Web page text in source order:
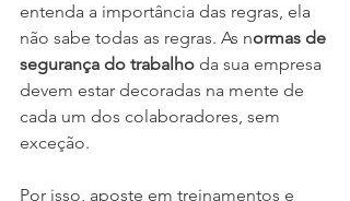
entenda a importância das regras, ela
não sabe todas as regras. As normas de
segurança do trabalho da sua empresa
devem estar decoradas na mente de
cada um dos colaboradores, sem
exceção.
Por isso, aposte em treinamentos e